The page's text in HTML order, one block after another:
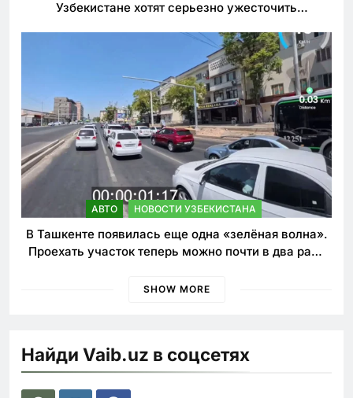
Узбекистане хотят серьезно ужесточить
АВТО НОВОСТИ УЗБЕКИСТАНА
В Ташкенте появилась еще одна «зелёная волна».
Проехать участок теперь можно почти в два раза
SHOW MORE
Найди Vaib.uz в соцсетях